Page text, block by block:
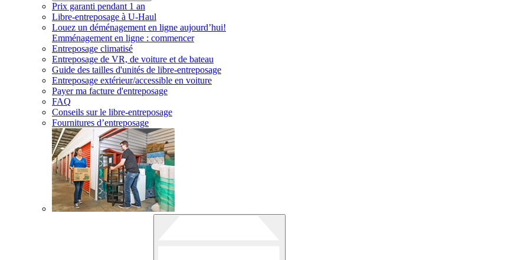
Prix garanti pendant 1 an
Libre-entreposage à U-Haul
Louez un déménagement en ligne aujourd’hui!
Emménagement en ligne : commencer
Entreposage climatisé
Entreposage de VR, de voiture et de bateau
Guide des tailles d'unités de libre-entreposage
Entreposage extérieur/accessible en voiture
Payer ma facture d'entreposage
FAQ
Conseils sur le libre-entreposage
Fournitures d’entreposage